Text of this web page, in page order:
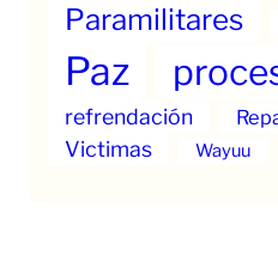
Paramilitares
Paz
refrendación
Victimas
Wayuu